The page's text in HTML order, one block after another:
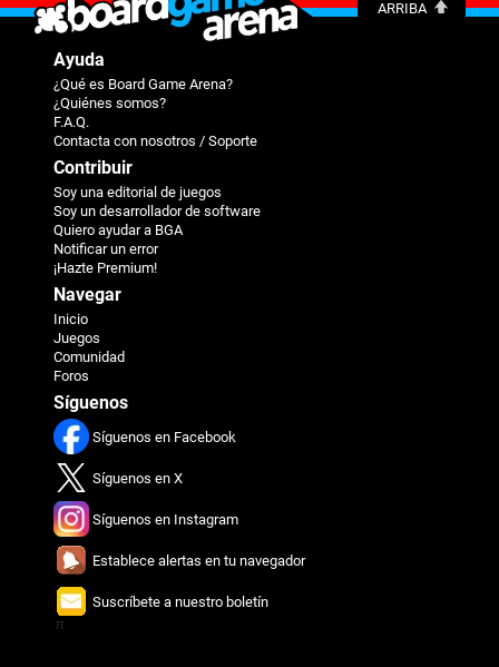
ARRIBA
Ayuda
¿Qué es Board Game Arena?
¿Quiénes somos?
F.A.Q.
Contacta con nosotros / Soporte
Contribuir
Soy una editorial de juegos
Soy un desarrollador de software
Quiero ayudar a BGA
Notificar un error
¡Hazte Premium!
Navegar
Inicio
Juegos
Comunidad
Foros
Síguenos
Síguenos en Facebook
Síguenos en X
Síguenos en Instagram
Establece alertas en tu navegador
Suscríbete a nuestro boletín
π